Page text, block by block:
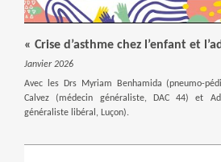
« Crise d’asthme chez l’enfant et
Janvier 2026
Avec les Drs Myriam Benhamida (pneumo-
Calvez (médecin généraliste, DAC 44) et
généraliste libéral, Luçon).